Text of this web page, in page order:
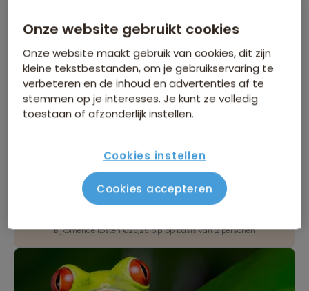
Wandeling door het landschap van Tsumago
naar Magome
Bezoek de historische en culturele stad
Hiroshima
Singlevertrek op:
29 mrt.
27 mrt.
16 dagen
vanaf 3.989 p.p.
Bekijk reis
Bijkomende kosten €26,25 p.p. op basis van 2 personen
Onze website gebruikt cookies
Onze website maakt gebruik van cookies, dit zijn
kleine tekstbestanden, om je gebruikservaring te
verbeteren en de inhoud en advertenties af te
stemmen op je interesses. Je kunt ze volledig
toestaan of afzonderlijk instellen.
Cookies instellen
Cookies accepteren